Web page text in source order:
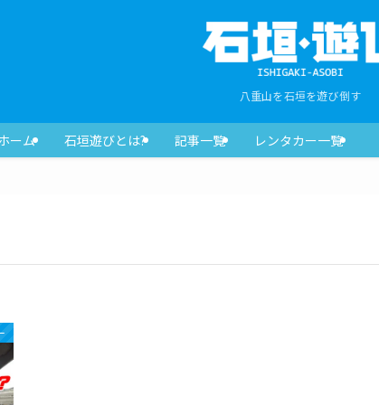
八重山を石垣を遊び倒す
ーム 石垣遊びとは? 記事一覧 レンタカー一覧